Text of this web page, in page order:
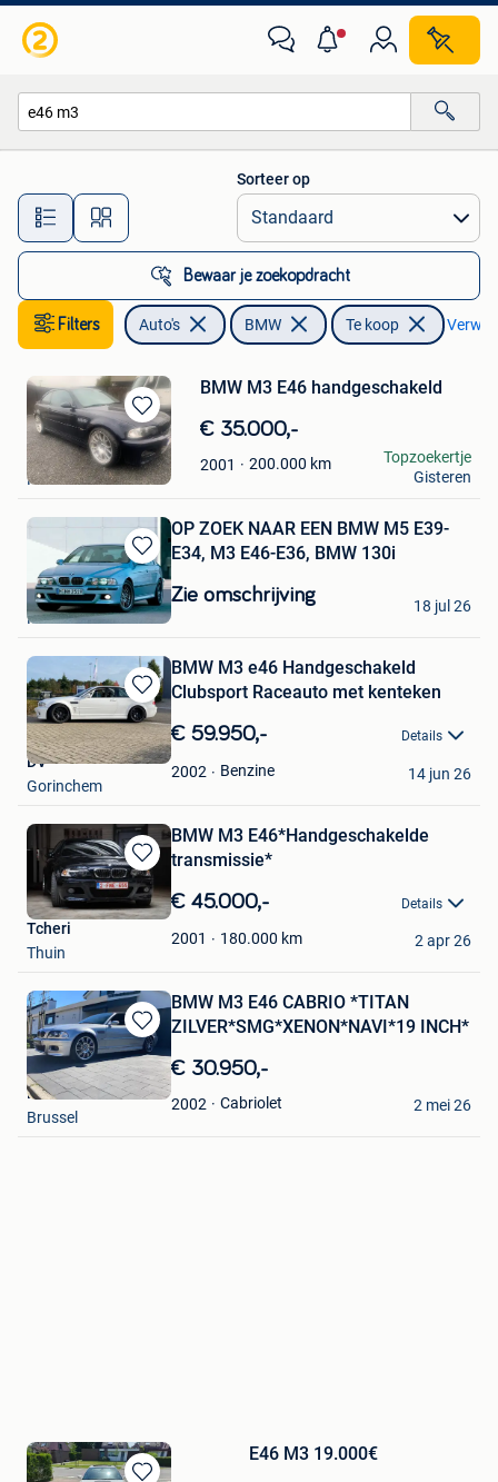
Alle afstanden…
Sorteer op
Bewaar je zoekopdracht
Filters Auto's BMW Te koop
Bewaren
in
Mijn
Favorieten
BMW M3 E46 handgeschakeld
€ 35.000,-
2001 200.000 km
STEFAAN PRINZIE
Houthulst
Topzoekertje
Gisteren
Bewaren
in
Mijn
Favorieten
OP ZOEK NAAR EEN BMW M5 E39-
E34, M3 E46-E36, BMW 130i
Zie omschrijving
M-K
Mouscron
18 jul 26
Bewaren
in
Mijn
Favorieten
BMW M3 e46 Handgeschakeld
Clubsport Raceauto met kenteken
€ 59.950,- Details
2002 Benzine
DV
Gorinchem
14 jun 26
Bewaren
in
Mijn
Favorieten
BMW M3 E46*Handgeschakelde
transmissie*
€ 45.000,- Details
2001 180.000 km
Tcheri
Thuin
2 apr 26
Bewaren
in
Mijn
Favorieten
BMW M3 E46 CABRIO *TITAN
ZILVER*SMG*XENON*NAVI*19 INCH*
€ 30.950,-
2002 Cabriolet
M-techniek
Brussel
2 mei 26
E46 M3 19.000€